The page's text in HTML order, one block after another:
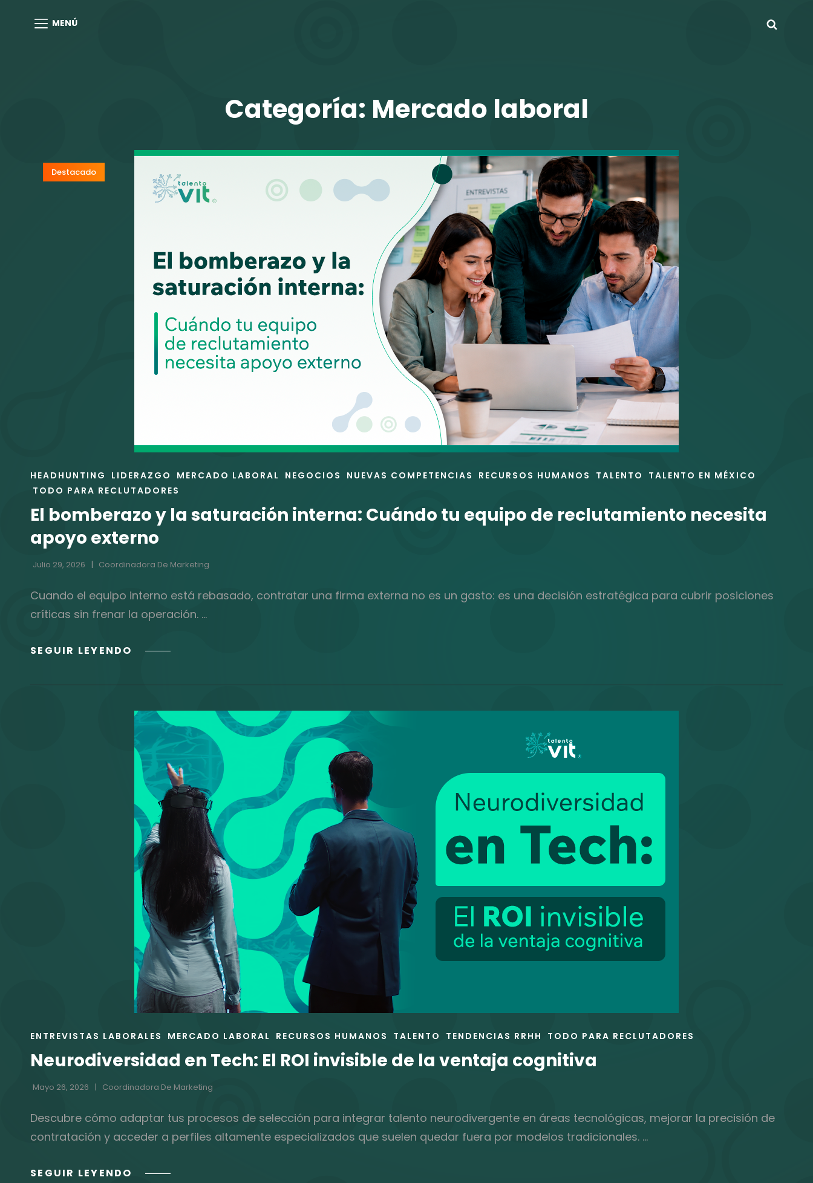
MENÚ
Categoría: Mercado laboral
Destacado
ENLACES
DE
CATEGORÍAS
HEADHUNTING LIDERAZGO MERCADO LABORAL NEGOCIOS NUEVAS COMPETENCIAS RECURSOS HUMANOS TALENTO
TALENTO EN MÉXICO
TODO PARA RECLUTADORES
El bomberazo y la saturación interna: Cuándo tu equipo de reclutamiento necesita
apoyo externo
Julio 29, 2026 Coordinadora De Marketing
Cuando el equipo interno está rebasado, contratar una firma externa no es un gasto: es una decisión estratégica para cubrir posiciones
críticas sin frenar la operación. …
SEGUIR LEYENDO
SATURACIÓN
INTERNA:
CUÁNDO
TU
EQUIPO
DE
RECLUTAMIENTO
NECESITA
APOYO
EXTERNO
ENLACES
LAS
ENTREVISTAS LABORALES MERCADO LABORAL RECURSOS HUMANOS TALENTO TENDENCIAS RRHH TODO PARA RECLUTADORES
Neurodiversidad en Tech: El ROI invisible de la ventaja cognitiva
Mayo 26, 2026 Coordinadora De Marketing
Descubre cómo adaptar tus procesos de selección para integrar talento neurodivergente en áreas tecnológicas, mejorar la precisión de
contratación y acceder a perfiles altamente especializados que suelen quedar fuera por modelos tradicionales. …
SEGUIR LEYENDO NEURODIVERSIDAD